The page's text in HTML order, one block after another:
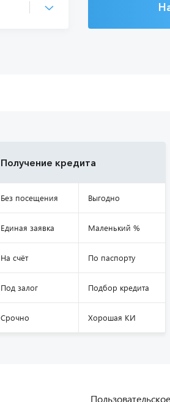
Получение кредита
Без посещения Выгодно
Единая заявка Маленький %
На счёт По паспорту
Под залог Подбор кредита
Срочно Хорошая КИ